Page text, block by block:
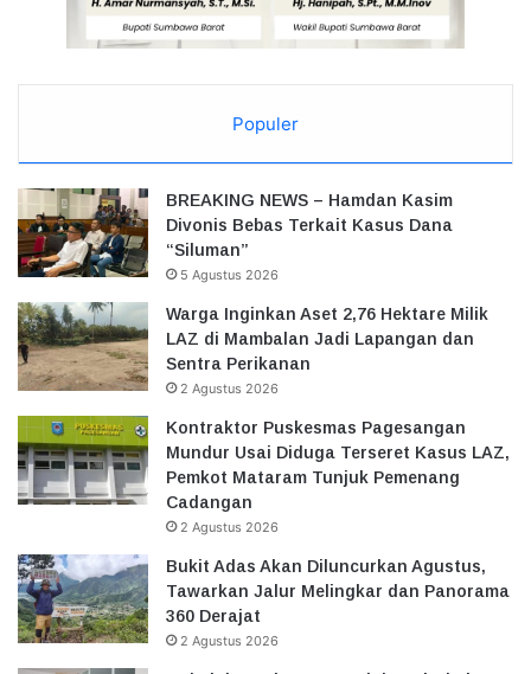
Populer
BREAKING NEWS – Hamdan Kasim
Divonis Bebas Terkait Kasus Dana
“Siluman”
5 Agustus 2026
Warga Inginkan Aset 2,76 Hektare Milik
LAZ di Mambalan Jadi Lapangan dan
Sentra Perikanan
2 Agustus 2026
Kontraktor Puskesmas Pagesangan
Mundur Usai Diduga Terseret Kasus LAZ,
Pemkot Mataram Tunjuk Pemenang
Cadangan
2 Agustus 2026
Bukit Adas Akan Diluncurkan Agustus,
Tawarkan Jalur Melingkar dan Panorama
360 Derajat
2 Agustus 2026